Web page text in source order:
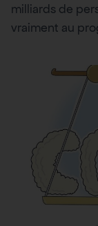
milliards de
vraiment au